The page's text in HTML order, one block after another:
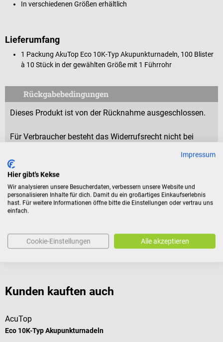
In verschiedenen Größen erhältlich
Lieferumfang
1 Packung AkuTop Eco 10K-Typ Akupunkturnadeln, 100 Blister
à 10 Stück in der gewählten Größe mit 1 Führrohr
Rückgabebedingungen
Dieses Produkt ist von der Rücknahme ausgeschlossen.
Für Verbraucher besteht das Widerrufsrecht nicht bei
Gründen des Gesundheitsschutzes oder der Hygiene nicht
zur Rückgabe geeignet sind, wenn ihre Versiegelung nach
der Lieferung entfernt wurde.
Bewertungen
Kunden kauften auch
AcuTop
Eco 10K-Typ Akupunkturnadeln
Impressum
Hier gibt's Kekse
Wir analysieren unsere Besucherdaten, verbessern unsere Website und
personalisieren Inhalte für dich. Damit du ein großartiges Einkaufserlebnis
hast. Für weitere Informationen öffne bitte die Einstellungen oder vertrau uns
einfach.
Cookie-Einstellungen Alle akzeptieren